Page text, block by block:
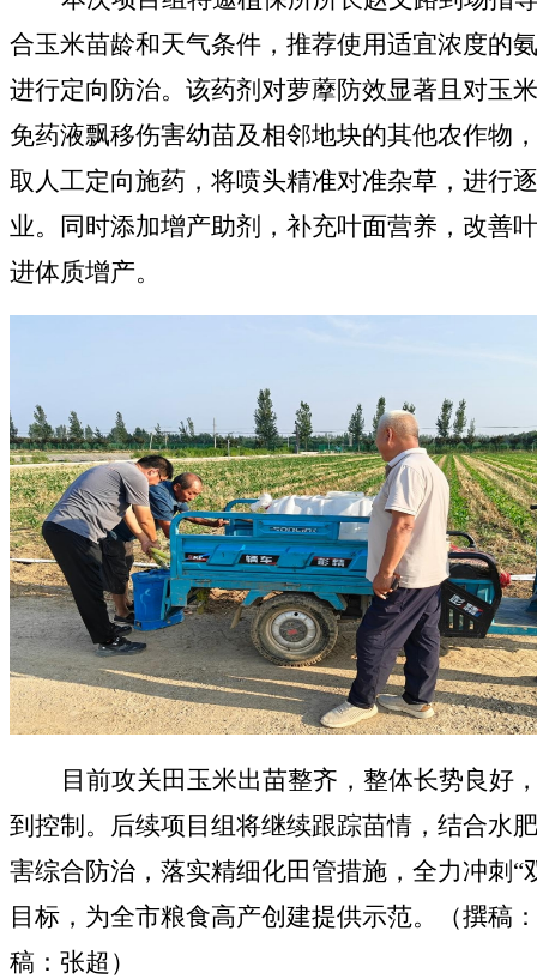
合玉米苗龄和天气条件，推荐使用适宜浓度的
进行定向防治。该药剂对萝藦防效显著且对玉
免药液飘移伤害幼苗及相邻地块的其他农作物
取人工定向施药，将喷头精准对准杂草， 进行
业。同时添加增产助剂，补充叶面营养， 改善
进体质增产。
目前攻关田玉米出苗整齐，整体长势良好
到控制。后续项目组将继续跟踪苗情，结合水
害综合防治，落实精细化田管措施，全力冲刺 “
目标，为全市粮食高产创建提供示范。
（撰稿
稿：张超）